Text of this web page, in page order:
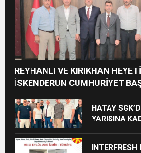
REYHANLI VE KIRIKHAN
İSKENDERUN CUMHURİYET
ZİYARET
HATAY
YARISINA